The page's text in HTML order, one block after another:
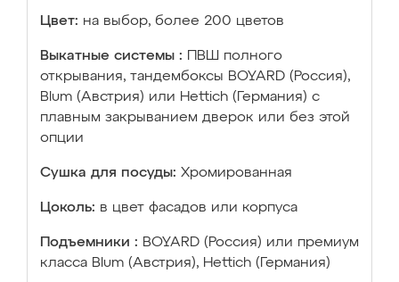
Цвет: на выбор, более 200 цветов
Выкатные системы :
ПВШ полного
открывания, тандембоксы BOYARD (Россия),
Blum (Австрия) или Hettich (Германия) с
плавным закрыванием дверок или без этой
опции
Сушка для посуды: Хромированная
Цоколь: в цвет фасадов или корпуса
Подъемники : BOYARD (Россия) или премиум
класса Blum (Австрия), Hettich (Германия)